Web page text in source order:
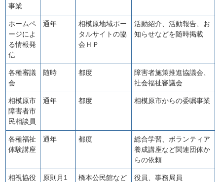
事業
ホームペ
ージによ
る情報発
信
通年
相模原地域ポー
タルサイトの協
会ＨＰ
活動紹介、活動報告、お
知らせなどを随時掲載
各種審議
会
随時 都度
障害者施策推進協議会、
社会福祉審議会
相模原市
障害者市
民相談員
通年 都度 相模原市からの委嘱事業
各種福祉
体験講座
通年 都度
総合学習、ボランティア
養成講座など関連団体か
らの依頼
相視協役
原則月1
橋本公民館など 役員、事務局員